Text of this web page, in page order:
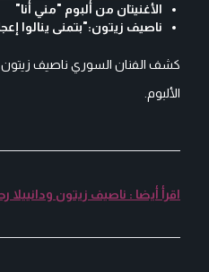
الأغنيتان من ألبوم "مني أنا"
ناصيف زيتون:"بتمنى ينالوا
كشف الفنان السوري ناصيف زيتون
الألبوم.
اقرأ أيضا : ناصيف زيتون ودانييلا رحمة